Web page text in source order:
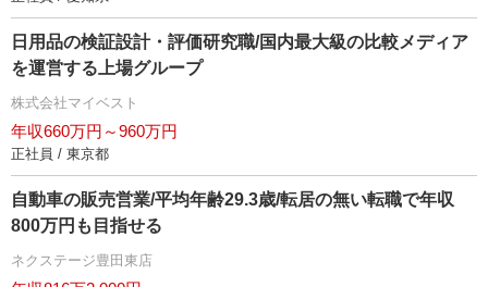
日用品の検証設計・評価研究職/国内最大級の比較メディア
を運営する上場グループ
株式会社マイベスト
年収660万円～960万円
正社員 / 東京都
自動車の販売営業/平均年齢29.3歳/転居の無い転職で年収
800万円も目指せる
ネクステージ豊田東店